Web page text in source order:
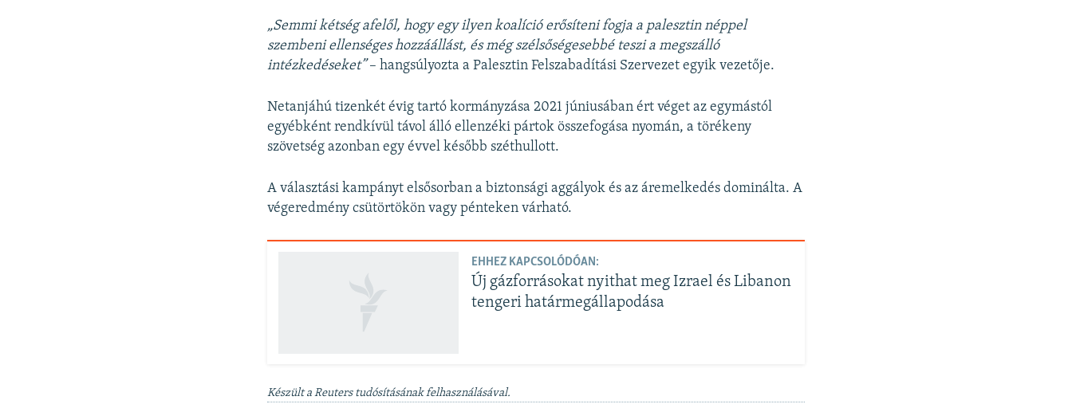
„Semmi kétség afelől, hogy egy ilyen koalíció erősíteni fogja a palesztin néppel
szembeni ellenséges hozzáállást, és még szélsőségesebbé teszi a megszálló
intézkedéseket”– hangsúlyozta a Palesztin Felszabadítási Szervezet egyik vezetője.
Netanjáhú tizenkét évig tartó kormányzása 2021 júniusában ért véget az egymástól
egyébként rendkívül távol álló ellenzéki pártok összefogása nyomán, a törékeny
szövetség azonban egy évvel később széthullott.
A választási kampányt elsősorban a biztonsági aggályok és az áremelkedés dominálta. A
végeredmény csütörtökön vagy pénteken várható.
EHHEZ KAPCSOLÓDÓAN:
Új gázforrásokat nyithat meg Izrael és Libanon
tengeri határmegállapodása
Készült a Reuters tudósításának felhasználásával.